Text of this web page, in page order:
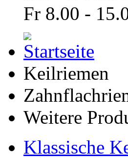
Fr 8.00 -
Keilriemen
Weitere
Klassische